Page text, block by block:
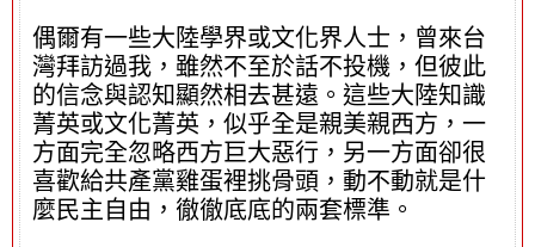
偶爾有一些大陸學界或文化界人士，曾來台
灣拜訪過我，雖然不至於話不投機，但彼此
的信念與認知顯然相去甚遠。這些大陸知識
菁英或文化菁英，似乎全是親美親西方，一
方面完全忽略西方巨大惡行，另一方面卻很
喜歡給共產黨雞蛋裡挑骨頭，動不動就是什
麼民主自由，徹徹底底的兩套標準。